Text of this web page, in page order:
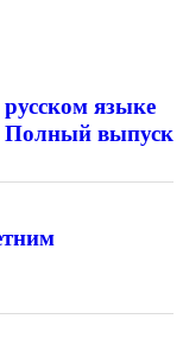
языке
Полный выпуск